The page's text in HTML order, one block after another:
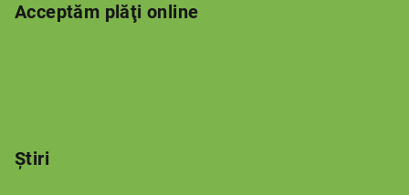
Acceptăm plăţi online
Știri